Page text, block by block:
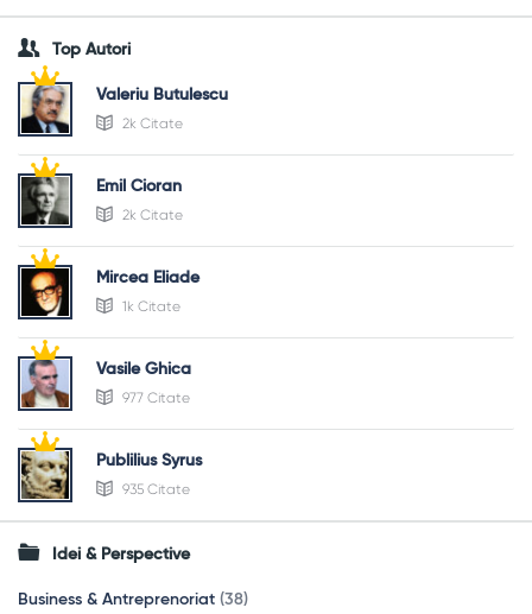
Top Autori
Valeriu Butulescu
2k Citate
Emil Cioran
2k Citate
Mircea Eliade
1k Citate
Vasile Ghica
977 Citate
Publilius Syrus
935 Citate
Idei & Perspective
Business & Antreprenoriat (38)